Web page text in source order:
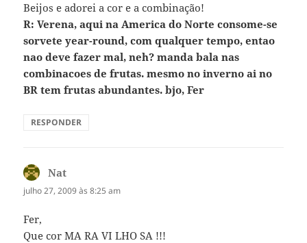
Beijos e adorei a cor e a combinação!
R: Verena, aqui na America do Norte consome-se
sorvete year-round, com qualquer tempo, entao
nao deve fazer mal, neh? manda bala nas
combinacoes de frutas. mesmo no inverno ai no
BR tem frutas abundantes. bjo, Fer
RESPONDER
Nat
julho 27, 2009 às 8:25 am
Fer,
Que cor MA RA VI LHO SA !!!